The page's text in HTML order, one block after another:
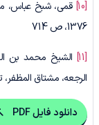
[10]
قمی، شبخ عباس،
1376، ص 714
[11]
الشیخ محمد بن
الرجعه، مشتاق المظفر،
دانلود فایل PDF